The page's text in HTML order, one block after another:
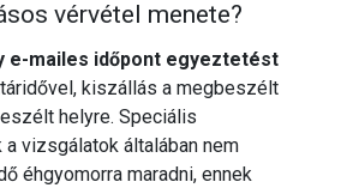
vérvétel menete?
e-mailes időpont egyeztetést
kiszállás a megbeszélt
helyre. Speciális
vizsgálatok általában nem
éhgyomorra maradni, ennek